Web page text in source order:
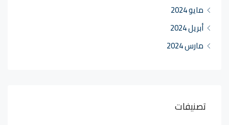
مايو 2024
أبريل 2024
مارس 2024
تصنيفات